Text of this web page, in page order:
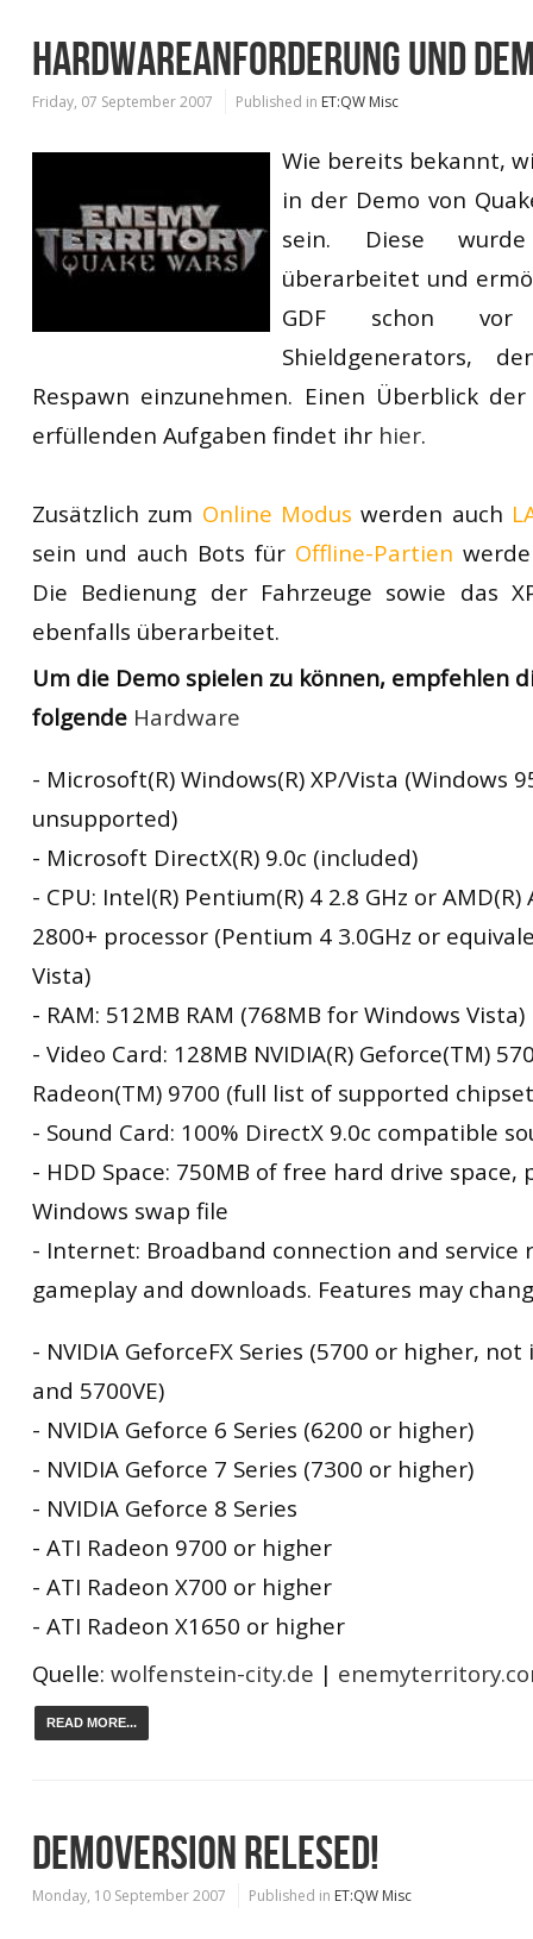
HARDWAREANFORDERUNG UND
Friday, 07 September 2007 Published in ET:QW Misc
Wie bereits bekannt,
in der Demo von
sein. Diese
überarbeitet und
GDF schon vor
Shieldgenerators,
Respawn einzunehmen. Einen Überblick
erfüllenden Aufgaben findet ihr hier.
Zusätzlich zum Online Modus werden auch
sein und auch Bots für Offline-Partien
Die Bedienung der Fahrzeuge sowie das
ebenfalls überarbeitet.
Um die Demo spielen zu können, empfehlen
folgende Hardware
- Microsoft(R) Windows(R) XP/Vista (Windows
unsupported)
- Microsoft DirectX(R) 9.0c (included)
- CPU: Intel(R) Pentium(R) 4 2.8 GHz or
2800+ processor (Pentium 4 3.0GHz or
Vista)
- RAM: 512MB RAM (768MB for Windows Vista)
- Video Card: 128MB NVIDIA(R) Geforce(TM)
Radeon(TM) 9700 (full list of supported
- Sound Card: 100% DirectX 9.0c compatible
- HDD Space: 750MB of free hard drive space,
Windows swap file
- Internet: Broadband connection and service
gameplay and downloads. Features may
- NVIDIA GeforceFX Series (5700 or higher,
and 5700VE)
- NVIDIA Geforce 6 Series (6200 or higher)
- NVIDIA Geforce 7 Series (7300 or higher)
- NVIDIA Geforce 8 Series
- ATI Radeon 9700 or higher
- ATI Radeon X700 or higher
- ATI Radeon X1650 or higher
Quelle: wolfenstein-city.de |
READ MORE...
DEMOVERSION RELESED!
Monday, 10 September 2007 Published in ET:QW Misc